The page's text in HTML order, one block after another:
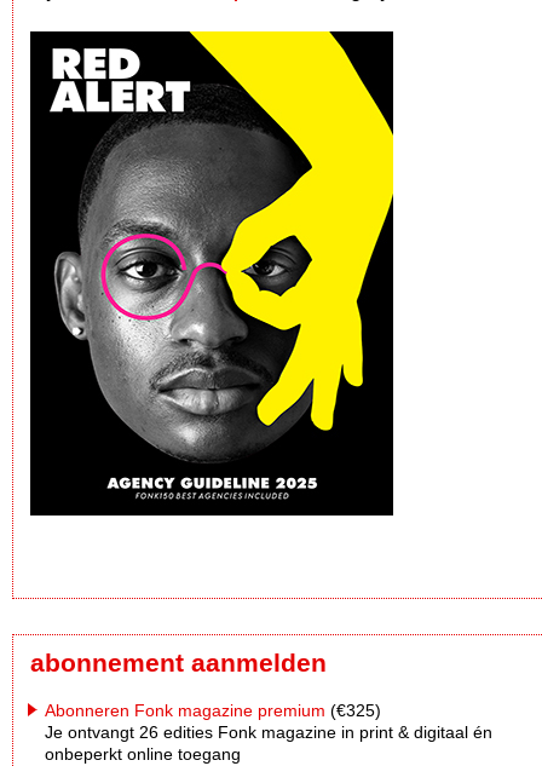
abonnement aanmelden
Abonneren Fonk magazine premium (€325)
Je ontvangt 26 edities Fonk magazine in print & digitaal én
onbeperkt online toegang